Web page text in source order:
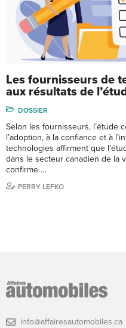
Les fournisseurs de
aux résultats de
DOSSIER
Selon les fournisseurs, l’étude
l’adoption, à la confiance et à
technologies affirment que
dans le secteur canadien de la
confirme …
PERRY LEFKO
info@affairesautomobiles.ca